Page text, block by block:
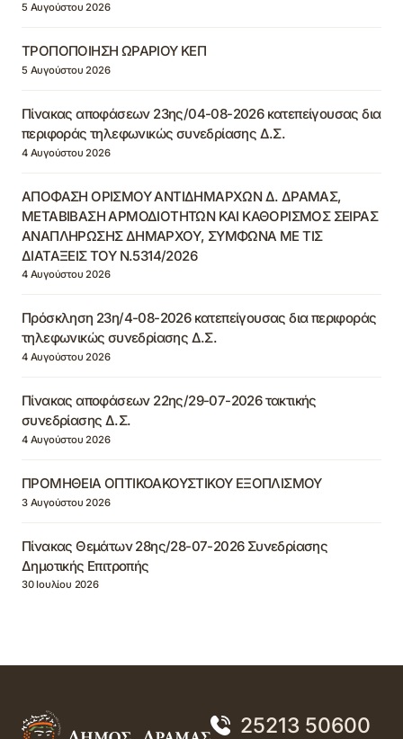
5 Αυγούστου 2026
ΤΡΟΠΟΠΟΙΗΣΗ ΩΡΑΡΙΟΥ ΚΕΠ
5 Αυγούστου 2026
Πίνακας αποφάσεων 23ης/04-08-2026 κατεπείγουσας δια
περιφοράς τηλεφωνικώς συνεδρίασης Δ.Σ.
4 Αυγούστου 2026
ΑΠΟΦΑΣΗ ΟΡΙΣΜΟΥ ΑΝΤΙΔΗΜΑΡΧΩΝ Δ. ΔΡΑΜΑΣ,
ΜΕΤΑΒΙΒΑΣΗ ΑΡΜΟΔΙΟΤΗΤΩΝ ΚΑΙ ΚΑΘΟΡΙΣΜΟΣ ΣΕΙΡΑΣ
ΑΝΑΠΛΗΡΩΣΗΣ ΔΗΜΑΡΧΟΥ, ΣΥΜΦΩΝΑ ΜΕ ΤΙΣ
ΔΙΑΤΑΞΕΙΣ ΤΟΥ Ν.5314/2026
4 Αυγούστου 2026
Πρόσκληση 23η/4-08-2026 κατεπείγουσας δια περιφοράς
τηλεφωνικώς συνεδρίασης Δ.Σ.
4 Αυγούστου 2026
Πίνακας αποφάσεων 22ης/29-07-2026 τακτικής
συνεδρίασης Δ.Σ.
4 Αυγούστου 2026
ΠΡΟΜΗΘΕΙΑ ΟΠΤΙΚΟΑΚΟΥΣΤΙΚΟΥ ΕΞΟΠΛΙΣΜΟΥ
3 Αυγούστου 2026
Πίνακας Θεμάτων 28ης/28-07-2026 Συνεδρίασης
Δημοτικής Επιτροπής
30 Ιουλίου 2026
25213 50600